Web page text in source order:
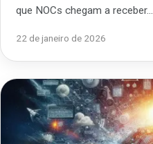
que NOCs chegam a receber…
22 de janeiro de 2026